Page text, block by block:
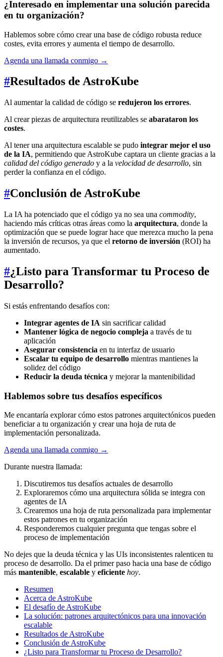
¿Interesado en implementar una solución parecida
en tu organización?
Hablemos sobre cómo crear una base de código robusta reduce
costes, evita errores y aumenta el tiempo de desarrollo.
Agenda una llamada conmigo →
#Resultados de AstroKube
Al aumentar la calidad de código se redujeron los errores.
Al crear piezas de arquitectura reutilizables se abarataron los
costes.
Al tener una arquitectura escalable se pudo integrar mejor el uso
de la IA, permitiendo que AstroKube captara un cliente gracias a la
calidad del código generado y a la velocidad de desarrollo, sin
perder la confianza en el código.
#Conclusión de AstroKube
La IA ha potenciado que el código ya no sea una commodity,
haciendo más críticas otras áreas como la arquitectura, donde la
optimización que se puede lograr hace que merezca mucho la pena
la inversión de recursos, ya que el retorno de inversión (ROI) ha
aumentado.
#¿Listo para Transformar tu Proceso de
Desarrollo?
Si estás enfrentando desafíos con:
Integrar agentes de IA sin sacrificar calidad
Mantener lógica de negocio compleja a través de tu
aplicación
Asegurar consistencia en tu interfaz de usuario
Escalar tu equipo de desarrollo mientras mantienes la
solidez del código
Reducir la deuda técnica y mejorar la mantenibilidad
Hablemos sobre tus desafíos específicos
Me encantaría explorar cómo estos patrones arquitectónicos pueden
beneficiar a tu organización y crear una hoja de ruta de
implementación personalizada.
Agenda una llamada conmigo →
Durante nuestra llamada:
Discutiremos tus desafíos actuales de desarrollo
Exploraremos cómo una arquitectura sólida se integra con
agentes de IA
Crearemos una hoja de ruta personalizada para implementar
estos patrones en tu organización
Responderemos cualquier pregunta que tengas sobre el
proceso de implementación
No dejes que la deuda técnica y las UIs inconsistentes ralenticen tu
proceso de desarrollo. Da el primer paso hacia una base de código
más mantenible, escalable y eficiente hoy.
Resumen
Acerca de AstroKube
El desafío de AstroKube
La solución: patrones arquitectónicos para una innovación
escalable
Resultados de AstroKube
Conclusión de AstroKube
¿Listo para Transformar tu Proceso de Desarrollo?